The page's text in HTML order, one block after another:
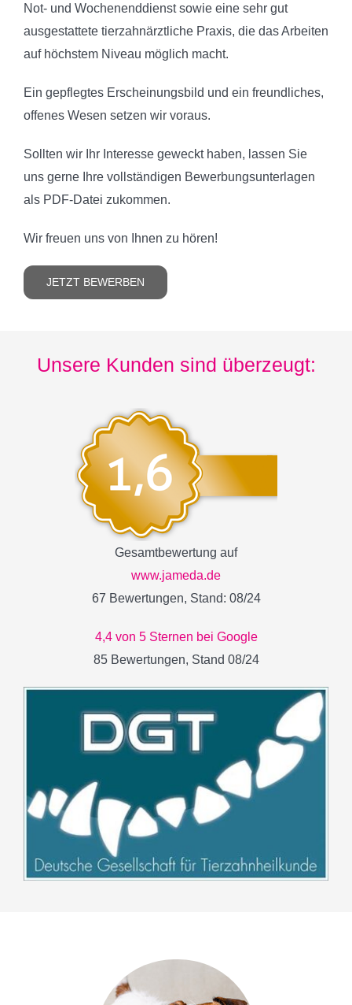
Not- und Wochenenddienst sowie eine sehr gut
ausgestattete tierzahnärztliche Praxis, die das Arbeiten
auf höchstem Niveau möglich macht.
Ein gepflegtes Erscheinungsbild und ein freundliches,
offenes Wesen setzen wir voraus.
Sollten wir Ihr Interesse geweckt haben, lassen Sie
uns gerne Ihre vollständigen Bewerbungsunterlagen
als PDF-Datei zukommen.
Wir freuen uns von Ihnen zu hören!
JETZT BEWERBEN
Unsere Kunden sind überzeugt:
Gesamtbewertung auf
www.jameda.de
67 Bewertungen, Stand: 08/24
4,4 von 5 Sternen bei Google
85 Bewertungen, Stand 08/24